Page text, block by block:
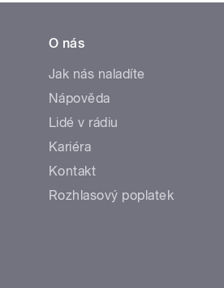
O nás
Jak nás naladíte
Nápověda
Lidé v rádiu
Kariéra
Kontakt
Rozhlasový poplatek